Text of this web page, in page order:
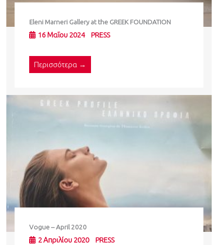
Eleni Marneri Gallery at the GREEK FOUNDATION
16 Μαΐου 2024 PRESS
Περισσότερα →
Vogue – April 2020
2 Απριλίου 2020 PRESS